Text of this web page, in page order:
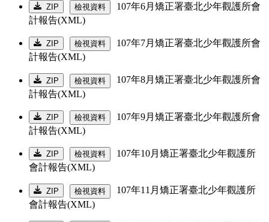
ZIP 檢視資料
107年6月矯正署臺北少年觀護所會
計報告(XML)
ZIP 檢視資料
107年7月矯正署臺北少年觀護所會
計報告(XML)
ZIP 檢視資料
107年8月矯正署臺北少年觀護所會
計報告(XML)
ZIP 檢視資料
107年9月矯正署臺北少年觀護所會
計報告(XML)
ZIP 檢視資料
107年10月矯正署臺北少年觀護所
會計報告(XML)
ZIP 檢視資料
107年11月矯正署臺北少年觀護所
會計報告(XML)